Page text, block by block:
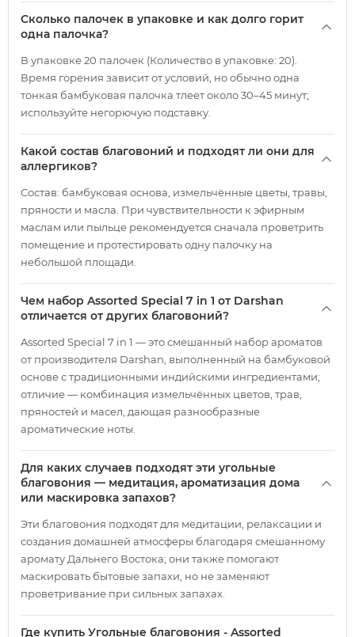
Сколько палочек в упаковке и как долго горит
одна палочка?
В упаковке 20 палочек (Количество в упаковке: 20).
Время горения зависит от условий, но обычно одна
тонкая бамбуковая палочка тлеет около 30–45 минут;
используйте негорючую подставку.
Какой состав благовоний и подходят ли они для
аллергиков?
Состав: бамбуковая основа, измельчённые цветы, травы,
пряности и масла. При чувствительности к эфирным
маслам или пыльце рекомендуется сначала проветрить
помещение и протестировать одну палочку на
небольшой площади.
Чем набор Assorted Special 7 in 1 от Darshan
отличается от других благовоний?
Assorted Special 7 in 1 — это смешанный набор ароматов
от производителя Darshan, выполненный на бамбуковой
основе с традиционными индийскими ингредиентами;
отличие — комбинация измельчённых цветов, трав,
пряностей и масел, дающая разнообразные
ароматические ноты.
Для каких случаев подходят эти угольные
благовония — медитация, ароматизация дома
или маскировка запахов?
Эти благовония подходят для медитации, релаксации и
создания домашней атмосферы благодаря смешанному
аромату Дальнего Востока; они также помогают
маскировать бытовые запахи, но не заменяют
проветривание при сильных запахах.
Где купить Угольные благовония - Assorted